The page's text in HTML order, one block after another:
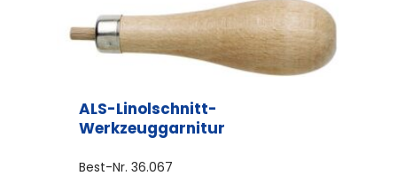
ALS-Linolschnitt-
Werkzeuggarnitur
Best-Nr. 36.067